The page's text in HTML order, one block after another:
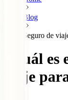
Blog
Seguro de
¿Cuál
viaje